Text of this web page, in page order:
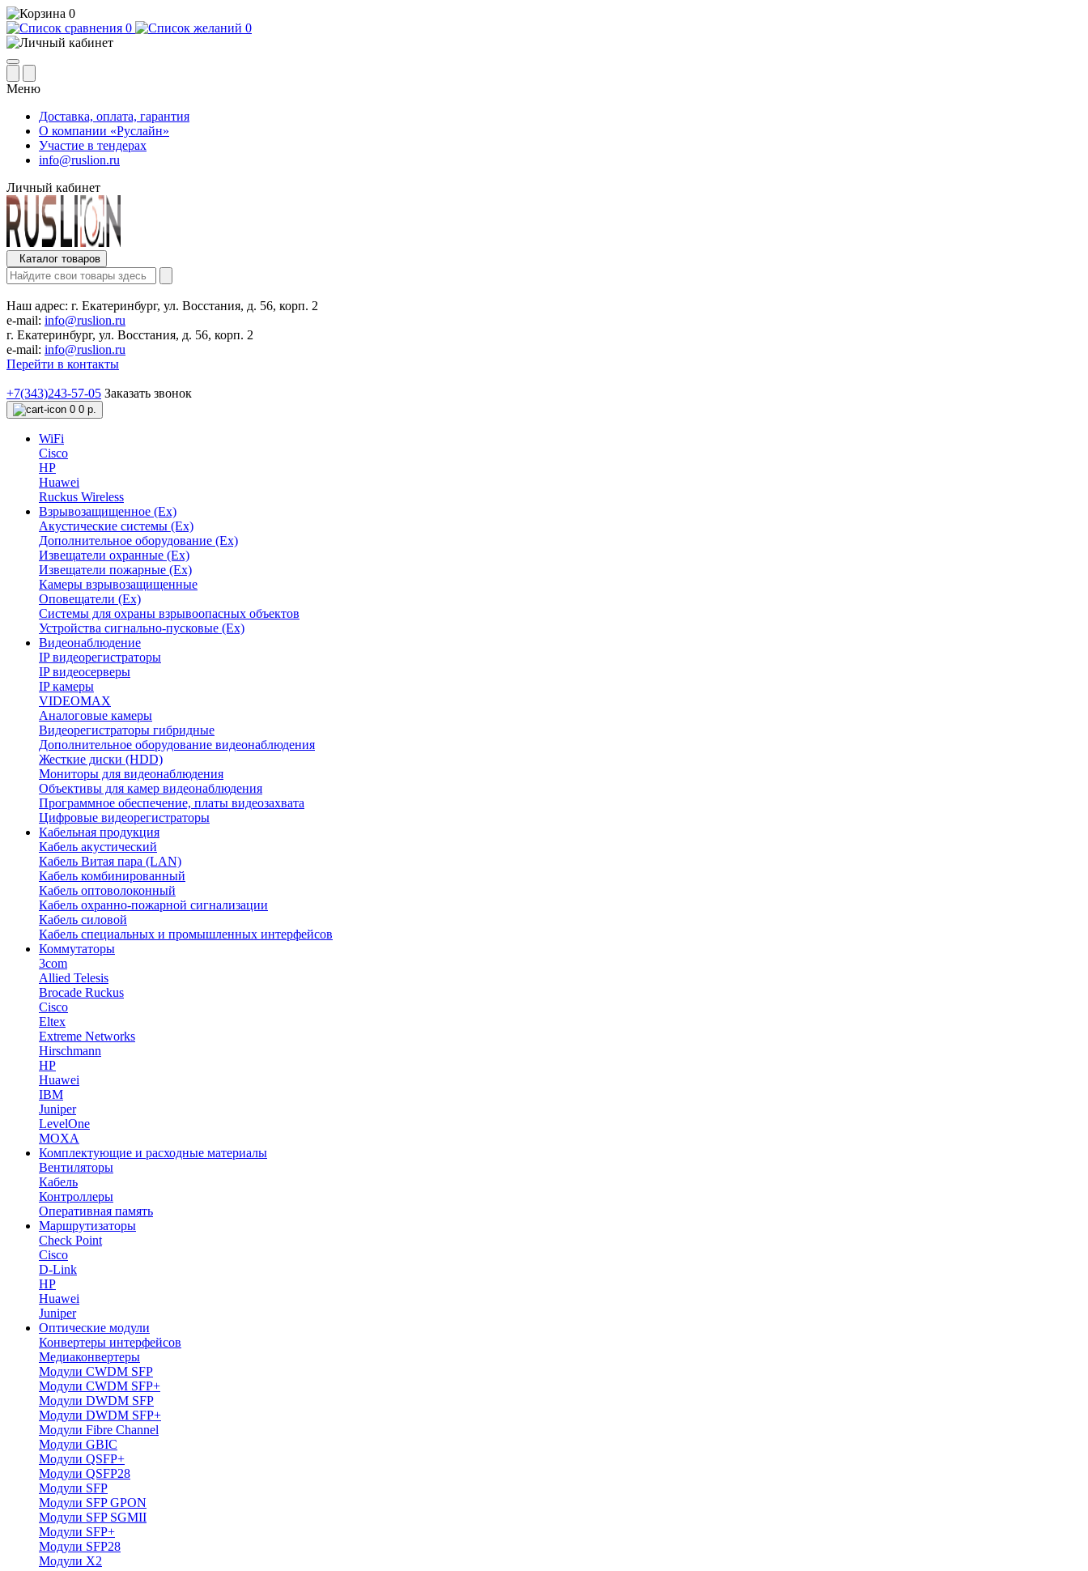
0
0
0
Меню
Доставка, оплата, гарантия
О компании «Руслайн»
Участие в тендерах
info@ruslion.ru
Личный кабинет
Каталог товаров
Наш адрес: г. Екатеринбург, ул. Восстания, д. 56, корп. 2
e-mail: info@ruslion.ru
г. Екатеринбург, ул. Восстания, д. 56, корп. 2
e-mail: info@ruslion.ru
Перейти в контакты
+7(343)243-57-05 Заказать звонок
0 0 р.
WiFi
Cisco
HP
Huawei
Ruckus Wireless
Взрывозащищенное (Ex)
Акустические системы (Ex)
Дополнительное оборудование (Ex)
Извещатели охранные (Ex)
Извещатели пожарные (Ex)
Камеры взрывозащищенные
Оповещатели (Ex)
Системы для охраны взрывоопасных объектов
Устройства сигнально-пусковые (Ex)
Видеонаблюдение
IP видеорегистраторы
IP видеосерверы
IP камеры
VIDEOMAX
Аналоговые камеры
Видеорегистраторы гибридные
Дополнительное оборудование видеонаблюдения
Жесткие диски (HDD)
Мониторы для видеонаблюдения
Объективы для камер видеонаблюдения
Программное обеспечение, платы видеозахвата
Цифровые видеорегистраторы
Кабельная продукция
Кабель акустический
Кабель Витая пара (LAN)
Кабель комбинированный
Кабель оптоволоконный
Кабель охранно-пожарной сигнализации
Кабель силовой
Кабель специальных и промышленных интерфейсов
Коммутаторы
3com
Allied Telesis
Brocade Ruckus
Cisco
Eltex
Extreme Networks
Hirschmann
HP
Huawei
IBM
Juniper
LevelOne
MOXA
Комплектующие и расходные материалы
Вентиляторы
Кабель
Контроллеры
Оперативная память
Маршрутизаторы
Check Point
Cisco
D-Link
HP
Huawei
Juniper
Оптические модули
Конвертеры интерфейсов
Медиаконвертеры
Модули CWDM SFP
Модули CWDM SFP+
Модули DWDM SFP
Модули DWDM SFP+
Модули Fibre Channel
Модули GBIC
Модули QSFP+
Модули QSFP28
Модули SFP
Модули SFP GPON
Модули SFP SGMII
Модули SFP+
Модули SFP28
Модули X2